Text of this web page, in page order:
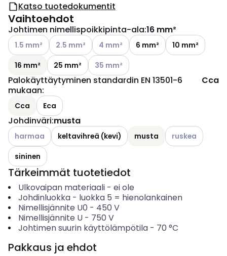
Katso tuotedokumentit
Vaihtoehdot
Johtimen nimellispoikkipinta-ala:16 mm²
Katso käytettävissä olevat vaihtoehdot
1.5 mm² Katso käytettävissä olevat vaihtoehdot
2.5 mm² Katso käytettävissä olevat
4 mm² 6 mm²
10 mm²
16 mm²
25 mm² Katso käytettävissä olevat vaihtoehdot
35 mm²
Palokäyttäytyminen standardin EN 13501-6
mukaan:
Cca
Cca Eca
Johdinväri:musta
Katso käytettävissä olevat vaihtoehdot
harmaa keltavihreä (kevi) musta Katso
ruskea
sininen
Tärkeimmät tuotetiedot
Ulkovaipan materiaali- ei ole
Johdinluokka- luokka 5 = hienolankainen
Nimellisjännite U0 - 450 V
Nimellisjännite U- 750 V
Johtimen suurin käyttölämpötila- 70 °C
Pakkaus ja ehdot